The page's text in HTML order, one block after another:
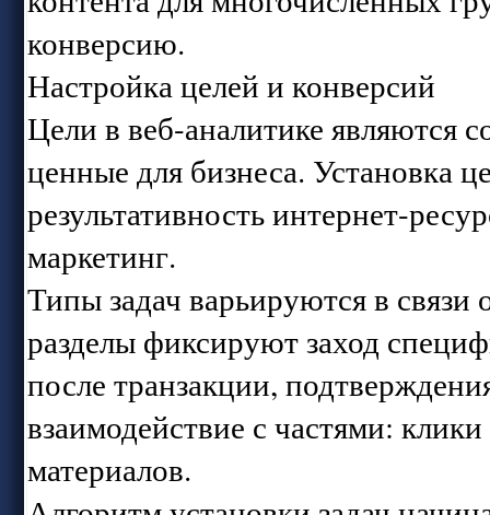
конверсию.
Настройка целей и конверсий
Цели в веб-аналитике являются
ценные для бизнеса. Установка
результативность интернет-
маркетинг.
Типы задач варьируются в
разделы фиксируют заход
после транзакции,
взаимодействие с частями:
материалов.